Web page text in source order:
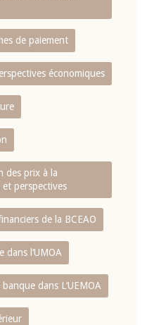
de paiement
économiques
des prix à la
et perspectives
de la BCEAO
dans l‘UMOA
dans L‘UEMOA